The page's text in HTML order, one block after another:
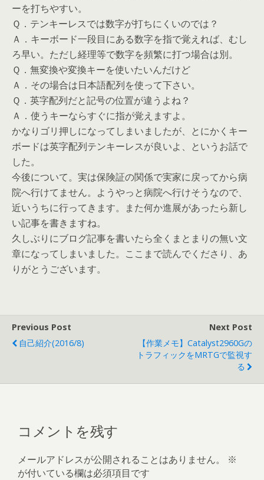
ーを打ちやすい。
Ｑ．テンキーレスでは数字が打ちにくいのでは？
Ａ．キーボード一段目にある数字を指で覚えれば、むし
ろ早い。ただし経理等で数字を頻繁に打つ場合は別。
Ｑ．無変換や変換キーを使いたいんだけど
Ａ．その場合は日本語配列を使って下さい。
Ｑ．英字配列だと記号の位置が違うよね？
Ａ．使うキーならすぐに指が覚えますよ。
かなりゴリ押しになってしまいましたが、とにかくキー
ボードは英字配列テンキーレスが良いよ、というお話で
した。
今後について。実は保険証の関係で実家に戻ってから病
院へ行けてません。ようやっと病院へ行けそうなので、
近いうちに行ってきます。また何か進展があったら新し
い記事を書きますね。
久しぶりにブログ記事を書いたら全くまとまりの無い文
章になってしまいました。ここまで読んでくださり、あ
りがとうございます。
Previous Post
自己紹介(2016/8)
Next Post
【作業メモ】Catalyst2960Gの
トラフィックをMRTGで監視す
る
コメントを残す
メールアドレスが公開されることはありません。
※
が付いている欄は必須項目です